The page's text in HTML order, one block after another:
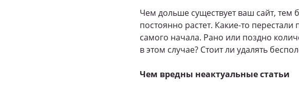
Чем дольше существует ваш сайт, тем
постоянно растет. Какие-то
самого начала. Рано или поздно
в этом случае? Стоит ли удалять
Чем вредны неактуальные статьи